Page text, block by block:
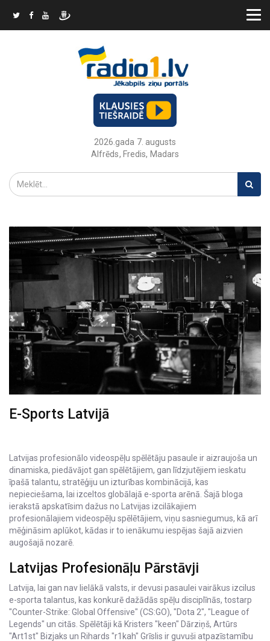
2026.gada 7. augusts
Alfrēds, Fredis, Madars
E-Sports Latvijā
Latvijas profesionālo videospēļu spēlētāju pasaule ir aizraujoša un
dinamiska, piedāvājot gan spēlētājiem, gan līdzjutējiem ieskatu
īpašā talantu, stratēģiju un izturības kombinācijā, kas
nepieciešama, lai izceltos globālajā e-sporta arēnā. Šajā bloga
ierakstā apskatīsim dažus no Latvijas izcilākajiem
profesionālajiem videospēļu spēlētājiem, viņu sasniegumus, kā arī
mēģināsim aplūkot, kādas ir to ienākumu iespējas šajā aizvien
augošajā nozarē.
Latvijas Profesionāļu Pārstāvji
Latvija, lai gan nav lielākā valsts, ir devusi pasaulei vairākus izcilus
e-sporta talantus, kas konkurē dažādās spēļu disciplīnās, tostarp
"Counter-Strike: Global Offensive" (CS:GO), "Dota 2", "League of
Legends" un citās. Spēlētāji kā Kristers "keen" Dārziņš, Artūrs
"Art1st" Bizjaks un Rihards "r1kah" Grīslis ir guvuši atpazīstamību